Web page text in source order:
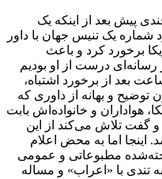
پیش بعد از اینکه یک
شماره یک تنیس جهان با داور
برخورد کرد و باعث
درست از او بودیم
بعد از برخورد اشتباه،
توضیح و بهانه از داوری که
هواداران و خانواده‌اش بابت
و گفت تلاش می‌کند از این
اینجا اما به محض اعلام
مطبوعاتی و عمومی
تندی با «اعراب» و مساله